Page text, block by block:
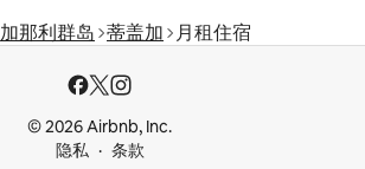
加那利群岛 蒂盖加 月租住宿
© 2026 Airbnb, Inc.
隐私
条款